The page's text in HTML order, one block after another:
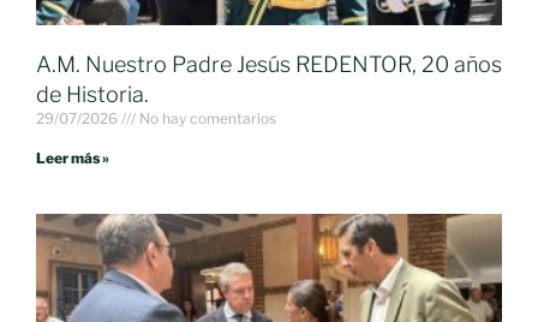
A.M. Nuestro Padre Jesús REDENTOR, 20 años
de Historia.
29/07/2026 No hay comentarios
Leer más »